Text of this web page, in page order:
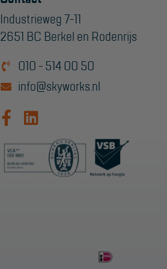
Industrieweg 7-11
2651 BC Berkel en Rodenrijs
010 - 514 00 50
info@skyworks.nl